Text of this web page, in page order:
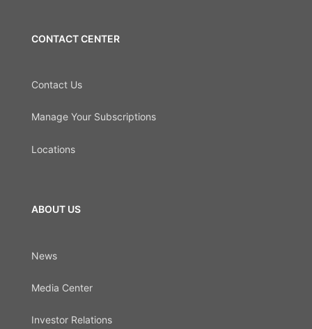
CONTACT CENTER
Contact Us
Manage Your Subscriptions
Locations
ABOUT US
News
Media Center
Investor Relations